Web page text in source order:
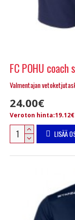
FC POHU coach
Valmentajan
24.00€
Veroton hinta:19.12€
LISÄÄ